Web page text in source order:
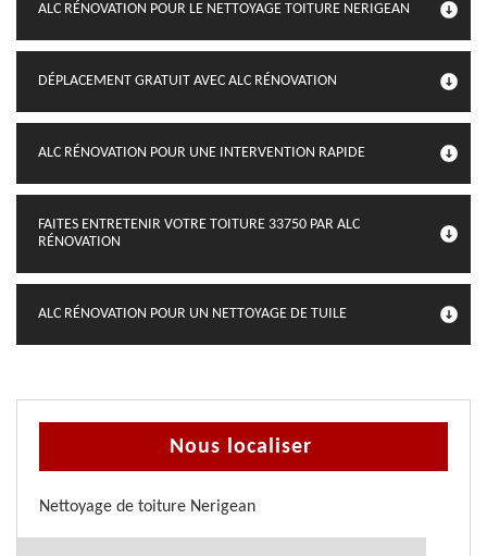
ALC RÉNOVATION POUR LE NETTOYAGE TOITURE NERIGEAN
DÉPLACEMENT GRATUIT AVEC ALC RÉNOVATION
ALC RÉNOVATION POUR UNE INTERVENTION RAPIDE
FAITES ENTRETENIR VOTRE TOITURE 33750 PAR ALC
RÉNOVATION
ALC RÉNOVATION POUR UN NETTOYAGE DE TUILE
Nous localiser
Nettoyage de toiture Nerigean